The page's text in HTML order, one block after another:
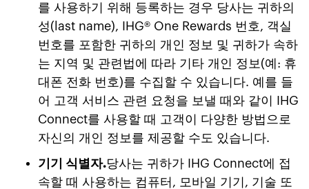
를 사용하기 위해 등록하는 경우 당사는 귀하의
성(last name), IHG® One Rewards 번호, 객실
번호를 포함한 귀하의 개인 정보 및 귀하가 속하
는 지역 및 관련법에 따라 기타 개인 정보(예: 휴
대폰 전화 번호)를 수집할 수 있습니다. 예를 들
어 고객 서비스 관련 요청을 보낼 때와 같이 IHG
Connect를 사용할 때 고객이 다양한 방법으로
자신의 개인 정보를 제공할 수도 있습니다.
기기 식별자.당사는 귀하가 IHG Connect에 접
속할 때 사용하는 컴퓨터, 모바일 기기, 기술 또